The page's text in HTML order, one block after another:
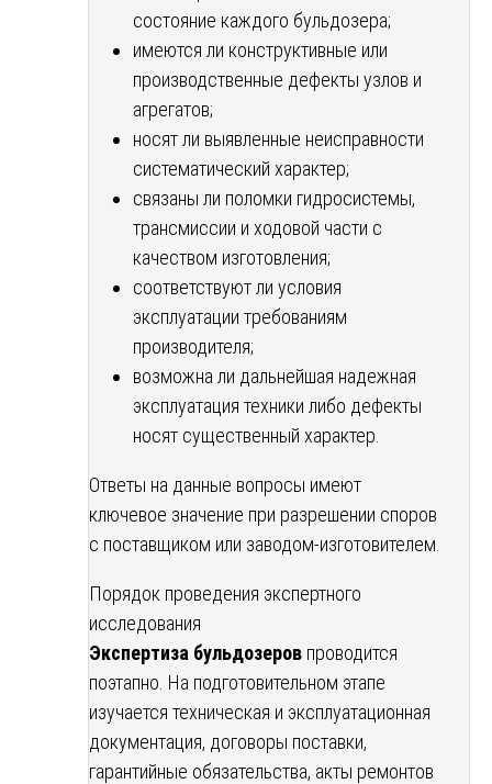
состояние каждого бульдозера;
имеются ли конструктивные или
производственные дефекты узлов и
агрегатов;
носят ли выявленные неисправности
систематический характер;
связаны ли поломки гидросистемы,
трансмиссии и ходовой части с
качеством изготовления;
соответствуют ли условия
эксплуатации требованиям
производителя;
возможна ли дальнейшая надежная
эксплуатация техники либо дефекты
носят существенный характер.
Ответы на данные вопросы имеют
ключевое значение при разрешении споров
с поставщиком или заводом-изготовителем.
Порядок проведения экспертного
исследования
Экспертиза бульдозеров проводится
поэтапно. На подготовительном этапе
изучается техническая и эксплуатационная
документация, договоры поставки,
гарантийные обязательства, акты ремонтов